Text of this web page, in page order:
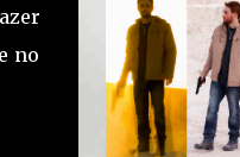
no
encontrado pela
comunidade de
anúncio do
desta sexta-feira
com os
Requiem . O